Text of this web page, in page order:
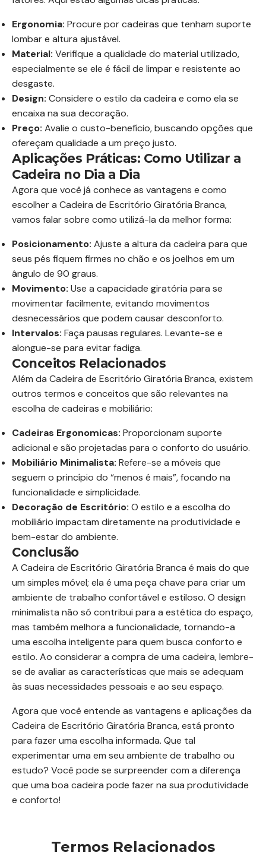
Ergonomia: Procure por cadeiras que tenham suporte
lombar e altura ajustável.
Material: Verifique a qualidade do material utilizado,
especialmente se ele é fácil de limpar e resistente ao
desgaste.
Design: Considere o estilo da cadeira e como ela se
encaixa na sua decoração.
Preço: Avalie o custo-benefício, buscando opções que
ofereçam qualidade a um preço justo.
Aplicações Práticas: Como Utilizar a
Cadeira no Dia a Dia
Agora que você já conhece as vantagens e como
escolher a Cadeira de Escritório Giratória Branca,
vamos falar sobre como utilizá-la da melhor forma:
Posicionamento: Ajuste a altura da cadeira para que
seus pés fiquem firmes no chão e os joelhos em um
ângulo de 90 graus.
Movimento: Use a capacidade giratória para se
movimentar facilmente, evitando movimentos
desnecessários que podem causar desconforto.
Intervalos: Faça pausas regulares. Levante-se e
alongue-se para evitar fadiga.
Conceitos Relacionados
Além da Cadeira de Escritório Giratória Branca, existem
outros termos e conceitos que são relevantes na
escolha de cadeiras e mobiliário:
Cadeiras Ergonomicas: Proporcionam suporte
adicional e são projetadas para o conforto do usuário.
Mobiliário Minimalista: Refere-se a móveis que
seguem o princípio do “menos é mais”, focando na
funcionalidade e simplicidade.
Decoração de Escritório: O estilo e a escolha do
mobiliário impactam diretamente na produtividade e
bem-estar do ambiente.
Conclusão
A Cadeira de Escritório Giratória Branca é mais do que
um simples móvel; ela é uma peça chave para criar um
ambiente de trabalho confortável e estiloso. O design
minimalista não só contribui para a estética do espaço,
mas também melhora a funcionalidade, tornando-a
uma escolha inteligente para quem busca conforto e
estilo. Ao considerar a compra de uma cadeira, lembre-
se de avaliar as características que mais se adequam
às suas necessidades pessoais e ao seu espaço.
Agora que você entende as vantagens e aplicações da
Cadeira de Escritório Giratória Branca, está pronto
para fazer uma escolha informada. Que tal
experimentar uma em seu ambiente de trabalho ou
estudo? Você pode se surpreender com a diferença
que uma boa cadeira pode fazer na sua produtividade
e conforto!
Termos Relacionados